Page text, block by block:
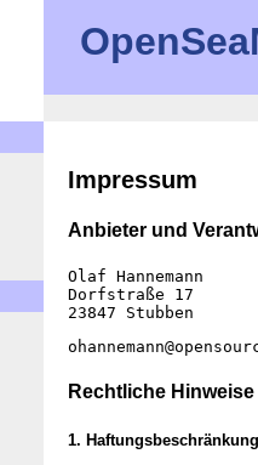
Impressum
Anbieter und
Olaf Hannemann
Dorfstraße 17
23847 Stubben
Rechtliche Hinweise
1. Haftungsbeschränkung